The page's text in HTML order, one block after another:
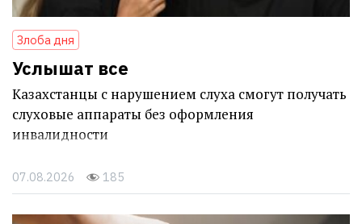
Злоба дня
Услышат все
Казахстанцы с нарушением слуха смогут получать
слуховые аппараты без оформления
инвалидности
07.08.2026 185